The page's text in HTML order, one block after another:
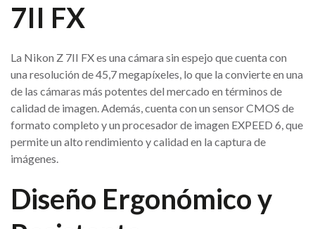
7II FX
La Nikon Z 7II FX es una cámara sin espejo que cuenta con
una resolución de 45,7 megapíxeles, lo que la convierte en una
de las cámaras más potentes del mercado en términos de
calidad de imagen. Además, cuenta con un sensor CMOS de
formato completo y un procesador de imagen EXPEED 6, que
permite un alto rendimiento y calidad en la captura de
imágenes.
Diseño Ergonómico y